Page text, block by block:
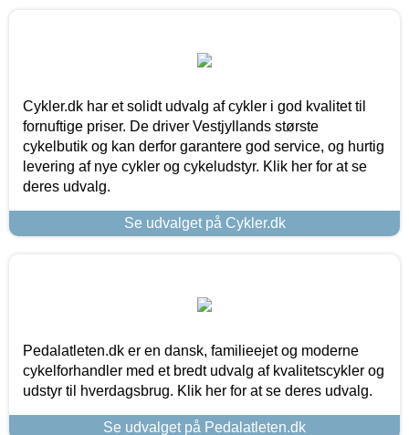
Cykler.dk har et solidt udvalg af cykler i god kvalitet til
fornuftige priser. De driver Vestjyllands største
cykelbutik og kan derfor garantere god service, og hurtig
levering af nye cykler og cykeludstyr. Klik her for at se
deres udvalg.
Se udvalget på Cykler.dk
Pedalatleten.dk er en dansk, familieejet og moderne
cykelforhandler med et bredt udvalg af kvalitetscykler og
udstyr til hverdagsbrug. Klik her for at se deres udvalg.
Se udvalget på Pedalatleten.dk